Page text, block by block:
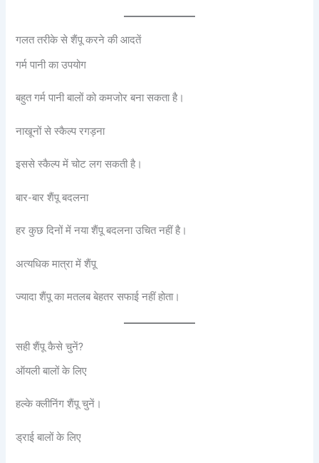
गलत तरीके से शैंपू करने की आदतें
गर्म पानी का उपयोग
बहुत गर्म पानी बालों को कमजोर बना सकता है।
नाखूनों से स्कैल्प रगड़ना
इससे स्कैल्प में चोट लग सकती है।
बार-बार शैंपू बदलना
हर कुछ दिनों में नया शैंपू बदलना उचित नहीं है।
अत्यधिक मात्रा में शैंपू
ज्यादा शैंपू का मतलब बेहतर सफाई नहीं होता।
सही शैंपू कैसे चुनें?
ऑयली बालों के लिए
हल्के क्लीनिंग शैंपू चुनें।
ड्राई बालों के लिए